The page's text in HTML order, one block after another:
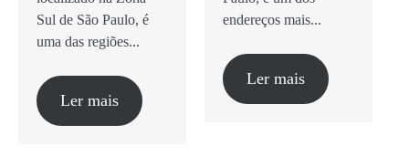
Sul de São Paulo, é
uma das regiões...
Ler mais
endereços mais...
Ler mais